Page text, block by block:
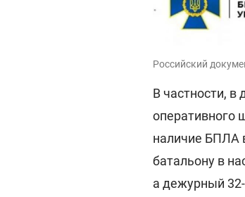
Российский
В частности, в
оперативного
наличие БПЛА
батальону в
а дежурный